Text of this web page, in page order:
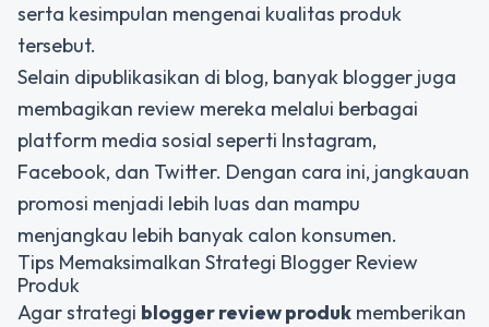
serta kesimpulan mengenai kualitas produk
tersebut.
Selain dipublikasikan di blog, banyak blogger juga
membagikan review mereka melalui berbagai
platform media sosial seperti Instagram,
Facebook, dan Twitter. Dengan cara ini, jangkauan
promosi menjadi lebih luas dan mampu
menjangkau lebih banyak calon konsumen.
Tips Memaksimalkan Strategi Blogger Review
Produk
Agar strategi blogger review produk memberikan